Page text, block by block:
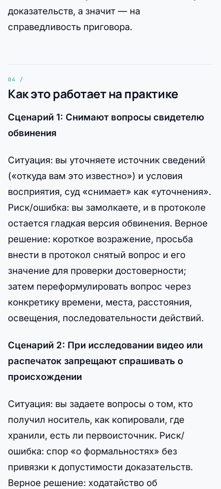
доказательств, а значит — на
справедливость приговора.
Как это работает на практике
Сценарий 1: Снимают вопросы свидетелю
обвинения
Ситуация: вы уточняете источник сведений
(«откуда вам это известно») и условия
восприятия, суд «снимает» как «уточнения».
Риск/ошибка: вы замолкаете, и в протоколе
остается гладкая версия обвинения. Верное
решение: короткое возражение, просьба
внести в протокол снятый вопрос и его
значение для проверки достоверности;
затем переформулировать вопрос через
конкретику времени, места, расстояния,
освещения, последовательности действий.
Сценарий 2: При исследовании видео или
распечаток запрещают спрашивать о
происхождении
Ситуация: вы задаете вопросы о том, кто
получил носитель, как копировали, где
хранили, есть ли первоисточник. Риск/
ошибка: спор «о формальностях» без
привязки к допустимости доказательств.
Верное решение: ходатайство об